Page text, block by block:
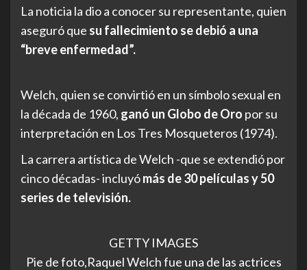
La noticia la dio a conocer su representante, quien
aseguró que su fallecimiento se debió a una
“breve enfermedad”.
Welch, quien se convirtió en un símbolo sexual en
la década de 1960, ganó un Globo de Oro por su
interpretación en Los Tres Mosqueteros (1974).
La carrera artística de Welch -que se extendió por
cinco décadas- incluyómás de 30 películas y 50
series de televisión.
GETTY IMAGES
Pie de foto,Raquel Welch fue una de las actrices